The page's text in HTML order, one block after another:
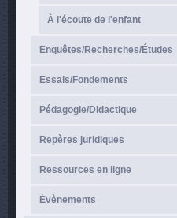
À l'écoute de l'enfant
Enquêtes/Recherches/Études
Essais/Fondements
Pédagogie/Didactique
Repères juridiques
Ressources en ligne
Évènements